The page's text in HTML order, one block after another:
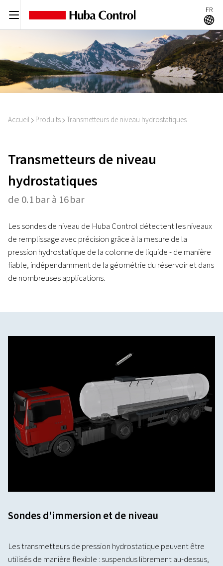
C FR
A
Accueil I Produits I Transmetteurs de niveau hydrostatiques
Transmetteurs de niveau
hydrostatiques
de 0.1 bar à 16 bar
Les sondes de niveau de Huba Control détectent les niveaux
de remplissage avec précision grâce à la mesure de la
pression hydrostatique de la colonne de liquide - de manière
fiable, indépendamment de la géométrie du réservoir et dans
de nombreuses applications.
Sondes d'immersion et de niveau
Les transmetteurs de pression hydrostatique peuvent être
utilisés de manière flexible : suspendus librement au-dessus,